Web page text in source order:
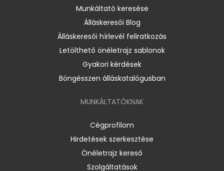
Munkáltató keresése
Álláskeresői Blog
Álláskeresői hírlevél feliratkozás
Letölthető önéletrajz sablonok
Gyakori kérdések
Böngésszen álláskatalógusban
MUNKÁLTATÓKNAK
Cégprofilom
Hirdetések szerkesztése
Önéletrajz kereső
Szolgáltatások